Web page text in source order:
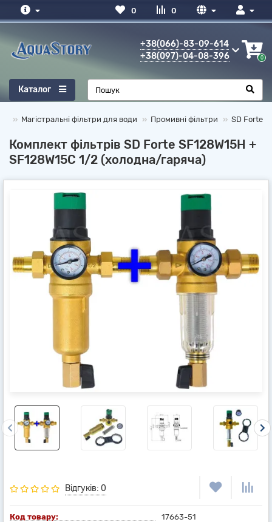
0
0
+38(066)-83-09-614
+38(097)-04-08-396
0
Каталог
Магістральні фільтри для води Промивні фільтри SD Forte
Комплект фільтрів SD Forte SF128W15H +
SF128W15C 1/2 (холодна/гаряча)
Відгуків: 0
Код товару:
17663-51